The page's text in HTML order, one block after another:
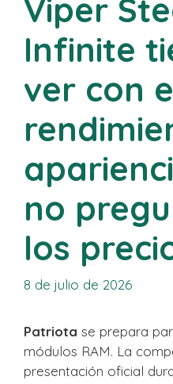
Viper
Infinite
ver con
no
los
8 de julio de 2026
Patriota se prepara
módulos RAM. La
presentación oficial